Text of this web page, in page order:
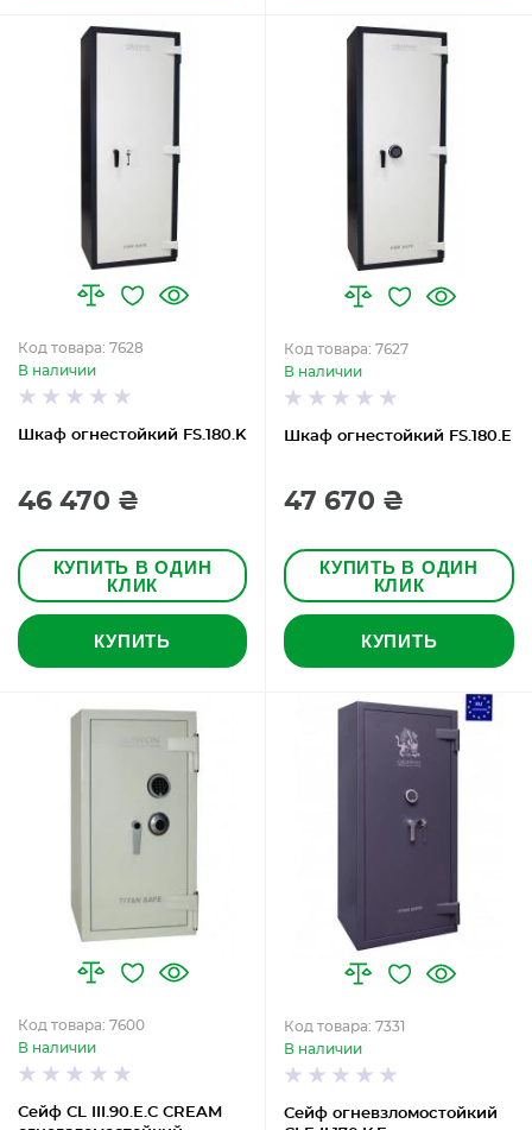
Шкаф огнестойкий FS.180.K
Код товара: 7628
В наличии
46 470 ₴
КУПИТЬ В ОДИН
КЛИК
КУПИТЬ
Шкаф огнестойкий FS.180.E
Код товара: 7627
В наличии
47 670 ₴
КУПИТЬ В ОДИН
КЛИК
КУПИТЬ
Сейф CL III.90.E.C CREAM
Код товара: 7600
В наличии
Сейф огневзломостойкий
Код товара: 7331
В наличии